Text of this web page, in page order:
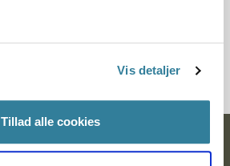
Vis detaljer
Tillad alle cookies